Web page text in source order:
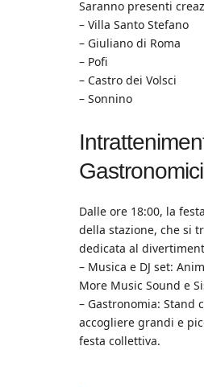
Saranno presenti
– Villa Santo Stefano
– Giuliano di Roma
– Pofi
– Castro dei Volsci
– Sonnino
Gastronomici
Dalle ore 18:00, la
della stazione, che si
dedicata al
– Musica e DJ set:
More Music Sound e
– Gastronomia:
accogliere grandi e
festa collettiva.